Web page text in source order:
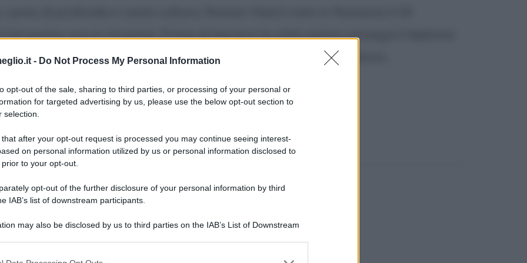
- Do Not Process My Personal Information
opt-out of the sale, sharing to third parties, or processing of your personal or
for targeted advertising by us, please use the below opt-out section to
selection.
that after your opt-out request is processed you may continue seeing interest-
on personal information utilized by us or personal information disclosed to
to your opt-out.
opt-out of the further disclosure of your personal information by third
IAB’s list of downstream participants.
may also be disclosed by us to third parties on the IAB’s List of Downstream
ora in Ucraina). Prima di lasciare la città nativa conseguì il diploma
e nel 1938 si trasferì a Roma ottenendo nel 1951 la cittadinanza...